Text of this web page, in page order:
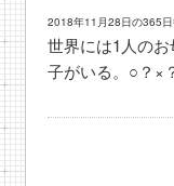
2018年11月28日の365
世界には1人の
子がいる。○？×